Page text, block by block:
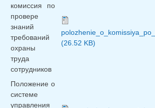
комиссия по
провере
знаний
требований
охраны
труда
сотрудников
(26.52 KB)
Положение о
системе
управления